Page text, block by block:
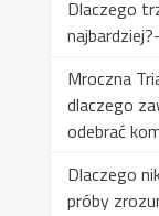
Dlaczego
najbardziej?-
Mroczna
dlaczego
odebrać
Dlaczego
próby